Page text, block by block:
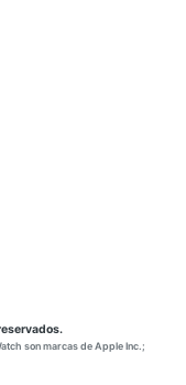
son marcas de Apple Inc.;